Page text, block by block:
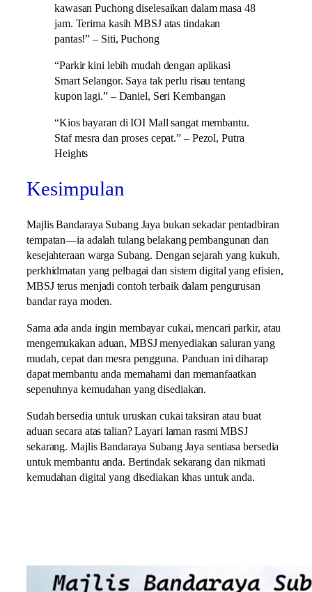
kawasan Puchong diselesaikan dalam masa 48
jam. Terima kasih MBSJ atas tindakan
pantas!” – Siti, Puchong
“Parkir kini lebih mudah dengan aplikasi
Smart Selangor. Saya tak perlu risau tentang
kupon lagi.” – Daniel, Seri Kembangan
“Kios bayaran di IOI Mall sangat membantu.
Staf mesra dan proses cepat.” – Pezol, Putra
Heights
Kesimpulan
Majlis Bandaraya Subang Jaya bukan sekadar pentadbiran
tempatan—ia adalah tulang belakang pembangunan dan
kesejahteraan warga Subang. Dengan sejarah yang kukuh,
perkhidmatan yang pelbagai dan sistem digital yang efisien,
MBSJ terus menjadi contoh terbaik dalam pengurusan
bandar raya moden.
Sama ada anda ingin membayar cukai, mencari parkir, atau
mengemukakan aduan, MBSJ menyediakan saluran yang
mudah, cepat dan mesra pengguna. Panduan ini diharap
dapat membantu anda memahami dan memanfaatkan
sepenuhnya kemudahan yang disediakan.
Sudah bersedia untuk uruskan cukai taksiran atau buat
aduan secara atas talian? Layari laman rasmi MBSJ
sekarang. Majlis Bandaraya Subang Jaya sentiasa bersedia
untuk membantu anda. Bertindak sekarang dan nikmati
kemudahan digital yang disediakan khas untuk anda.